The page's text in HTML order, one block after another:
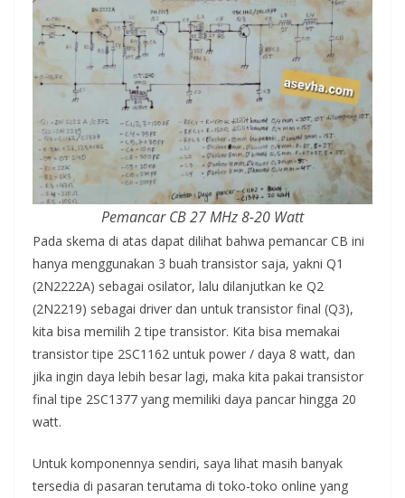
Pemancar CB 27 MHz 8-20 Watt
Pada skema di atas dapat dilihat bahwa pemancar CB ini
hanya menggunakan 3 buah transistor saja, yakni Q1
(2N2222A) sebagai osilator, lalu dilanjutkan ke Q2
(2N2219) sebagai driver dan untuk transistor final (Q3),
kita bisa memilih 2 tipe transistor. Kita bisa memakai
transistor tipe 2SC1162 untuk power / daya 8 watt, dan
jika ingin daya lebih besar lagi, maka kita pakai transistor
final tipe 2SC1377 yang memiliki daya pancar hingga 20
watt.
Untuk komponennya sendiri, saya lihat masih banyak
tersedia di pasaran terutama di toko-toko online yang